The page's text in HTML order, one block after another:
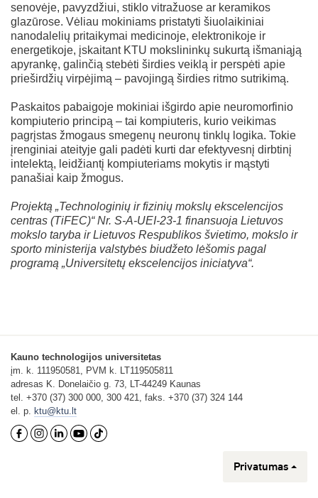
senovėje, pavyzdžiui, stiklo vitražuose ar keramikos
glazūrose. Vėliau mokiniams pristatyti šiuolaikiniai
nanodalelių pritaikymai medicinoje, elektronikoje ir
energetikoje, įskaitant KTU mokslininkų sukurtą išmaniąją
apyrankę, galinčią stebėti širdies veiklą ir perspėti apie
prieširdžių virpėjimą – pavojingą širdies ritmo sutrikimą.
Paskaitos pabaigoje mokiniai išgirdo apie neuromorfinio
kompiuterio principą – tai kompiuteris, kurio veikimas
pagrįstas žmogaus smegenų neuronų tinklų logika. Tokie
įrenginiai ateityje gali padėti kurti dar efektyvesnį dirbtinį
intelektą, leidžiantį kompiuteriams mokytis ir mąstyti
panašiai kaip žmogus.
Projektą „Technologinių ir fizinių mokslų ekscelencijos
centras (TiFEC)“ Nr. S-A-UEI-23-1 finansuoja Lietuvos
mokslo taryba ir Lietuvos Respublikos švietimo, mokslo ir
sporto ministerija valstybės biudžeto lėšomis pagal
programą „Universitetų ekscelencijos iniciatyva“.
Kauno technologijos universitetas
įm. k. 111950581, PVM k. LT119505811
adresas K. Donelaičio g. 73, LT-44249 Kaunas
tel. +370 (37) 300 000, 300 421, faks. +370 (37) 324 144
el. p. ktu@ktu.lt
Privatumas